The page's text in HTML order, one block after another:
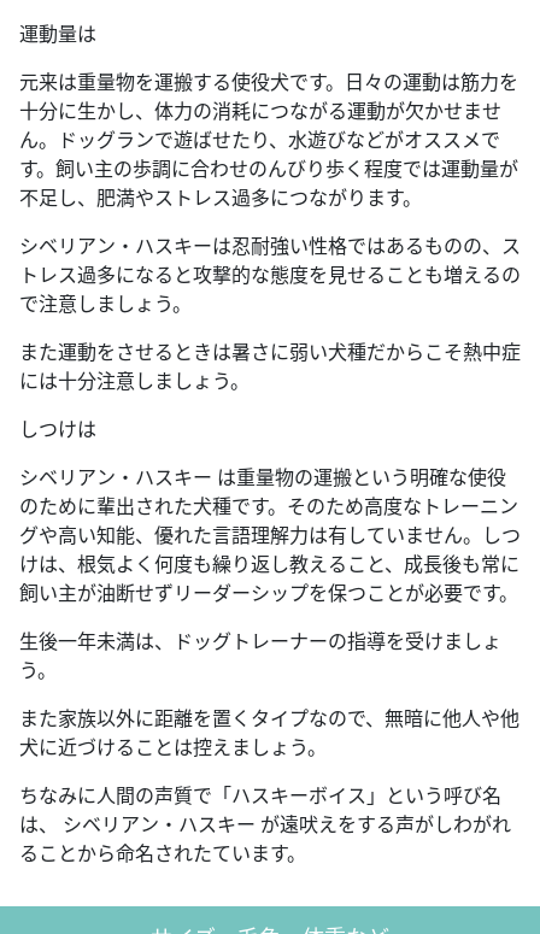
運動量は
元来は重量物を運搬する使役犬です。日々の運動は筋力を
十分に生かし、体力の消耗につながる運動が欠かせませ
ん。ドッグランで遊ばせたり、水遊びなどがオススメで
す。飼い主の歩調に合わせのんびり歩く程度では運動量が
不足し、肥満やストレス過多につながります。
シベリアン・ハスキーは忍耐強い性格ではあるものの、ス
トレス過多になると攻撃的な態度を見せることも増えるの
で注意しましょう。
また運動をさせるときは暑さに弱い犬種だからこそ熱中症
には十分注意しましょう。
しつけは
シベリアン・ハスキー は重量物の運搬という明確な使役
のために輩出された犬種です。そのため高度なトレーニン
グや高い知能、優れた言語理解力は有していません。しつ
けは、根気よく何度も繰り返し教えること、成長後も常に
飼い主が油断せずリーダーシップを保つことが必要です。
生後一年未満は、ドッグトレーナーの指導を受けましょ
う。
また家族以外に距離を置くタイプなので、無暗に他人や他
犬に近づけることは控えましょう。
ちなみに人間の声質で「ハスキーボイス」という呼び名
は、 シベリアン・ハスキー が遠吠えをする声がしわがれ
ることから命名されたています。